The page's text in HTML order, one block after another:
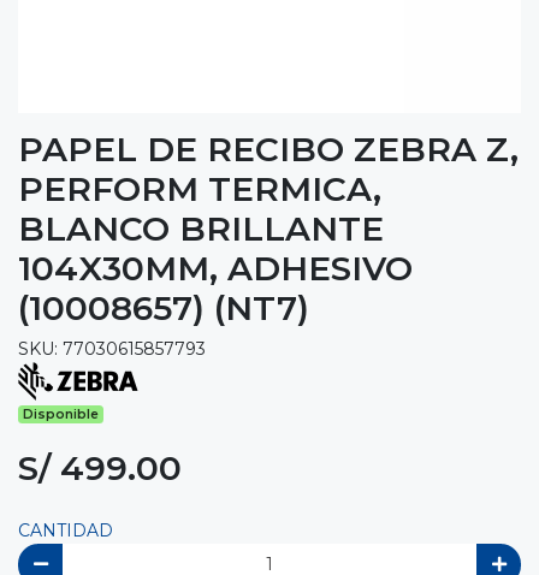
PAPEL DE RECIBO ZEBRA Z,
PERFORM TERMICA,
BLANCO BRILLANTE
104X30MM, ADHESIVO
(10008657) (NT7)
SKU: 77030615857793
Disponible
S/ 499.00
CANTIDAD